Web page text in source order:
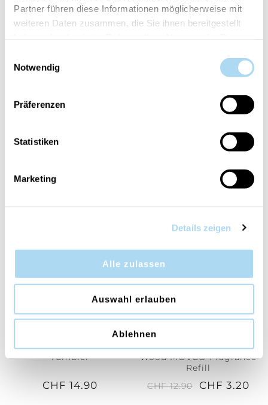
Partner führen diese Informationen möglicherweise mit
weiteren Daten zusammen, die Sie ihnen bereitgestellt
Notwendig
Präferenzen
Statistiken
Marketing
Details zeigen
Alle zulassen
Auswahl erlauben
Ablehnen
CONTATTA
Una soluzione che si fonde con stile e discrezione
del profumo. Il profumo si diffonde attraverso i
HANNO ACQUISTATO ANCHE
Love & Passion Small
Tumbler
CHF 14.90
Magnolia Blossom &
Wood MOVEO Fragrance
Refill
CHF 12.90
CHF 3.20